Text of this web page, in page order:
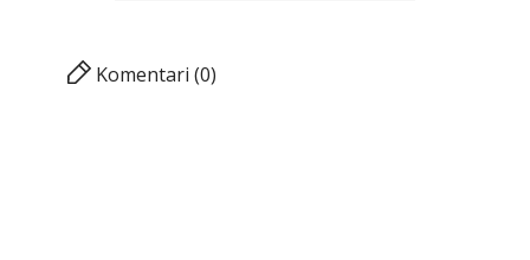
Komentari (0)